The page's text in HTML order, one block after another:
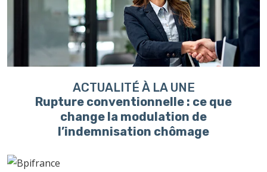
ACTUALITÉ À LA UNE
Rupture conventionnelle : ce que
change la modulation de
l’indemnisation chômage